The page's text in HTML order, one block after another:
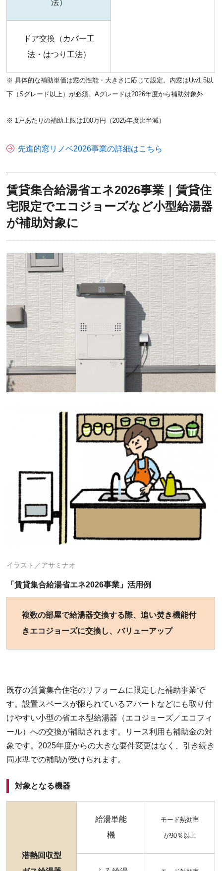
法）
ドア交換（カバー工
法・はつり工法）
※ 具体的な補助単価は窓の性能・大きさに応じて設定。内窓はUw1.5以
下（Sグレード以上）が必須。Aグレードは2026年度から補助対象外
※ 1戸あたりの補助上限は100万円（2025年度比半減）
先進的窓リノベ2026事業の詳細はこちら
賃貸集合給湯省エネ2026事業｜賃貸住
宅限定でエコジョーズなど小型給湯器
が補助対象に
イラスト／アサミナオ
「賃貸集合給湯省エネ2026事業」活用例
複数の部屋で給湯器交換する際、追い焚き機能付
きエコジョーズに交換し、バリューアップ
既存の賃貸集合住宅のリフォームに限定した補助事業で
す。設置スペースが限られているアパートなどにも取り付
けやすい小型の省エネ型給湯器（エコジョーズ／エコフィ
ール）への交換が補助されます。リース利用も補助金の対
象です。2025年度からの大きな要件変更はなく、引き続き
同水準での補助が受けられます。
対象となる機器
潜熱回収型
給湯単能
機
モード熱効率
が90％以上